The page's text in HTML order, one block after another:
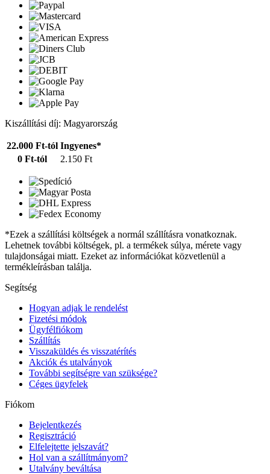
Kiszállítási díj: Magyarország
22.000 Ft-tól Ingyenes*
0 Ft-tól
2.150 Ft
*Ezek a szállítási költségek a normál szállításra vonatkoznak.
Lehetnek további költségek, pl. a termékek súlya, mérete vagy
tulajdonságai miatt. Ezeket az információkat közvetlenül a
termékleírásban találja.
Segítség
Hogyan adjak le rendelést
Fizetési módok
Ügyfélfiókom
Szállítás
Visszaküldés és visszatérítés
Akciók és utalványok
További segítségre van szüksége?
Céges ügyfelek
Fiókom
Bejelentkezés
Regisztráció
Elfelejtette jelszavát?
Hol van a szállítmányom?
Utalvány beváltása